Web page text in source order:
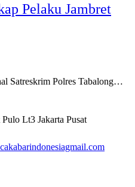
Pelaku Jambret
Satreskrim Polres Tabalong…
Lt3 Jakarta Pusat